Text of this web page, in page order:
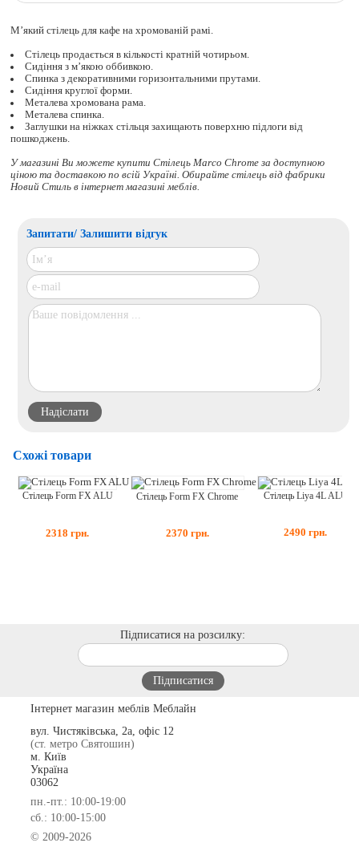
М’який стілець для кафе на хромованій рамі.
Стілець продається в кількості кратній чотирьом.
Сидіння з м’якою оббивкою.
Спинка з декоративними горизонтальними прутами.
Сидіння круглої форми.
Металева хромована рама.
Металева спинка.
Заглушки на ніжках стільця захищають поверхню підлоги від
пошкоджень.
У магазині Ви можете купити Стілець Marco Chrome за доступною
ціною та доставкою по всій Україні. Обирайте стілецьвід фабрики
Новий Стиль в інтернет магазині меблів.
Запитати/ Залишити відгук
Схожі товари
Стілець Form FX ALU
2318 грн.
Стілець Form FX Chrome
2370 грн.
Стілець Liya 4L ALU
2490 грн.
Підписатися на розсилку:
Інтернет магазин меблів Меблайн
вул. Чистяківська, 2а, офіс 12
(ст. метро Святошин)
м. Київ
Україна
03062
пн.-пт.: 10:00-19:00
сб.: 10:00-15:00
© 2009-2026